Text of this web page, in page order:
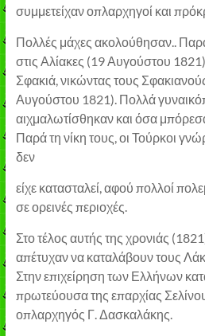
συμμετείχαν οπλαρχηγοί και
Πολλές μάχες ακολούθησαν..
στις Αλίακες (19 Αυγούστου
Σφακιά, νικώντας τους
Αυγούστου 1821). Πολλά
αιχμαλωτίσθηκαν και όσα
Παρά τη νίκη τους, οι Τούρκοι
δεν
είχε κατασταλεί, αφού πολλοί
σε ορεινές περιοχές.
Στο τέλος αυτής της χρονιάς
απέτυχαν να καταλάβουν τους
Στην επιχείρηση των Ελλήνων
πρωτεύουσα της επαρχίας
οπλαρχηγός Γ. Δασκαλάκης.